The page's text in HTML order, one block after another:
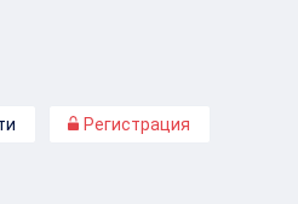
Регистрация